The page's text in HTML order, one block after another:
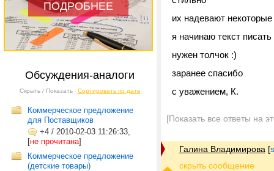
ПОДРОБНЕЕ
Обсуждения-аналоги
Скрыть / Показать Сортировать по дате
Коммерческое предложение
для Поставщиков
+4 / 2010-02-03 11:26:33,
[не прочитана]
Коммерческое предложение
(детские товары)
их надевают
я начинаю текст
нужен толчок :)
заранее спасибо
с уважением, К.
[Показать все ответы на
Галина Владимирова [